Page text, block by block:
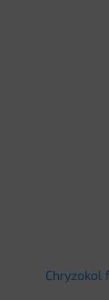
Chryzokol